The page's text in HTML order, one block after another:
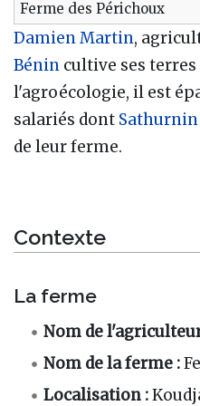
Ferme des Périchoux
Damien Martin,
Bénin cultive ses
l'agroécologie, il est
salariés dont Sathurnin
de leur ferme.
Contexte
La ferme
Nom de
Nom de la ferme :
Localisation :